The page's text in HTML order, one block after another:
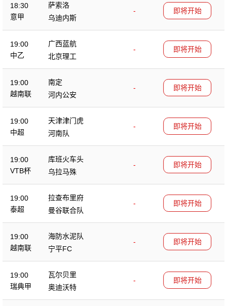
18:30
意甲
萨索洛
-
乌迪内斯
即将开始
19:00
中乙
广西蓝航
-
北京理工
即将开始
19:00
越南联
南定
-
河内公安
即将开始
19:00
中超
天津津门虎
-
河南队
即将开始
19:00
VTB杯
库班火车头
-
乌拉马殊
即将开始
19:00
泰超
拉查布里府
-
曼谷联合队
即将开始
19:00
越南联
海防水泥队
-
宁平FC
即将开始
19:00
瑞典甲
瓦尔贝里
-
奥迪沃特
即将开始